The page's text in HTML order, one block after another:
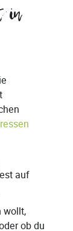
in
auf
wollt,
ob du